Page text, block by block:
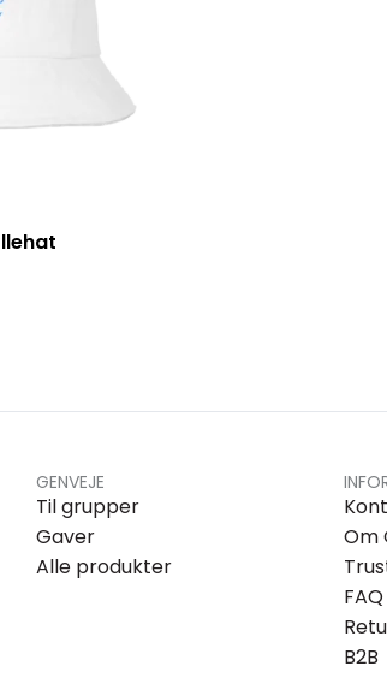
GENVEJE
Til grupper
Gaver
Alle produkter
Om
FAQ
B2B